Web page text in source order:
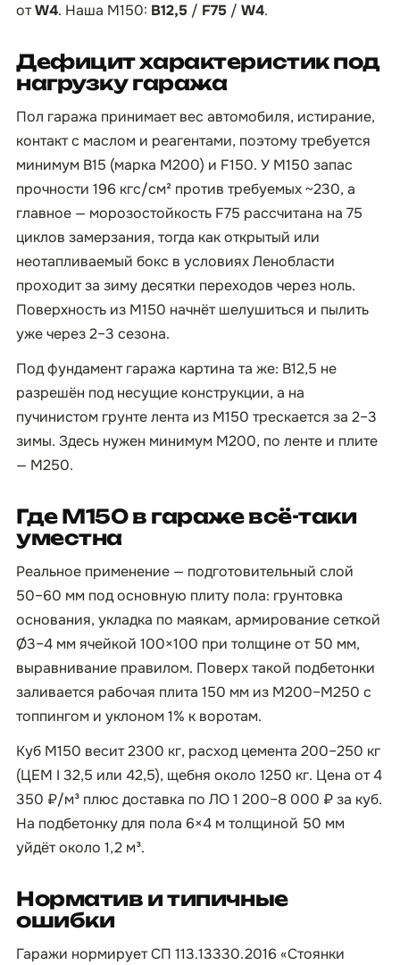
отW4. Наша М150: B12,5 / F75 / W4.
Дефицит характеристик под
нагрузку гаража
Пол гаража принимает вес автомобиля, истирание,
контакт с маслом и реагентами, поэтому требуется
минимум B15 (марка М200) и F150. У М150 запас
прочности 196 кгс/см² против требуемых ~230, а
главное — морозостойкость F75 рассчитана на 75
циклов замерзания, тогда как открытый или
неотапливаемый бокс в условиях Ленобласти
проходит за зиму десятки переходов через ноль.
Поверхность из М150 начнёт шелушиться и пылить
уже через 2–3 сезона.
Под фундамент гаража картина та же: B12,5 не
разрешён под несущие конструкции, а на
пучинистом грунте лента из М150 трескается за 2–3
зимы. Здесь нужен минимум М200, по ленте и плите
— М250.
Где М150 в гараже всё-таки
уместна
Реальное применение — подготовительный слой
50–60 мм под основную плиту пола: грунтовка
основания, укладка по маякам, армирование сеткой
Ø3–4 мм ячейкой 100×100 при толщине от 50 мм,
выравнивание правилом. Поверх такой подбетонки
заливается рабочая плита 150 мм из М200–М250 с
топпингом и уклоном 1% к воротам.
Куб М150 весит 2300 кг, расход цемента 200–250 кг
(ЦЕМ I 32,5 или 42,5), щебня около 1250 кг. Цена от 4
350 ₽/м³ плюс доставка по ЛО 1 200–8 000 ₽ за куб.
На подбетонку для пола 6×4 м толщиной 50 мм
уйдёт около 1,2 м³.
Норматив и типичные
ошибки
Гаражи нормирует СП 113.13330.2016 «Стоянки